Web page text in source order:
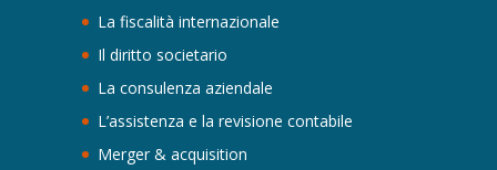
La fiscalità internazionale
Il diritto societario
La consulenza aziendale
L’assistenza e la revisione contabile
Merger & acquisition